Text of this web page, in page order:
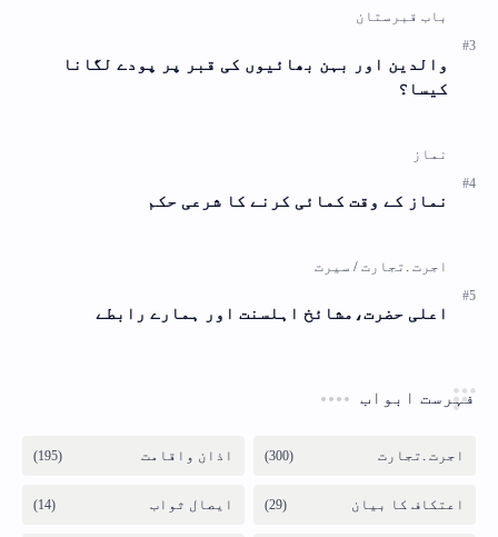
والدین اور بہن بھائیوں کی قبر پر پودے لگانا
کیسا؟
نماز کے وقت کمائی کرنے کا شرعی حکم
اعلی حضرت،مشائخ اہلسنت اور ہمارے رابطے
فہرست ابواب